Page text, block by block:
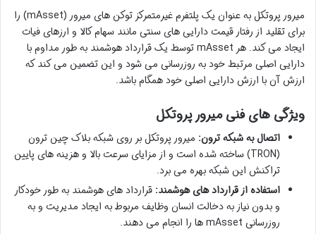
میرور پروتکل به عنوان یک پلتفرم غیرمتمرکز توکن های میرور (mAsset) را
برای تقلید از رفتار قیمت دارایی های سنتی مانند سهام کالا و ارزهای فیات
ایجاد می کند. هر mAsset توسط یک قرارداد هوشمند به طور مداوم با
دارایی اصلی مرتبط خود به روزرسانی می شود و این تضمین می کند که
ارزش آن با ارزش دارایی اصلی خود همگام باشد.
ویژگی های فنی میرور پروتکل
اتصال به شبکه ترون: میرور پروتکل بر روی شبکه بلاک چین ترون
(TRON) ساخته شده است و از مزایای سرعت بالا و هزینه های پایین
تراکنش این شبکه بهره می برد.
استفاده از قرارداد های هوشمند: قرارداد های هوشمند به طور خودکار
و بدون نیاز به دخالت انسان وظایف مربوط به ایجاد مدیریت و به
روزرسانی mAsset ها را انجام می دهند.